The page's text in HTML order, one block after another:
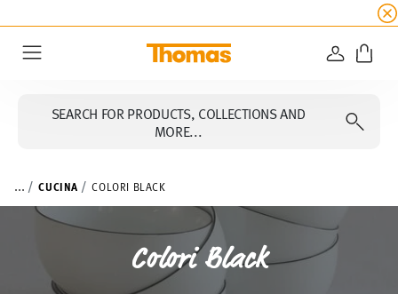
☀️ Up to 45% discount on all
LOGIN
SEARCH FOR PRODUCTS, COLLECTIONS AND
MORE...
... CUCINA COLORI BLACK
Colori Black